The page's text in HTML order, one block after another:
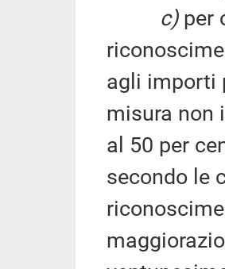
c)per
agli importi
misura non
al 50 per
secondo le